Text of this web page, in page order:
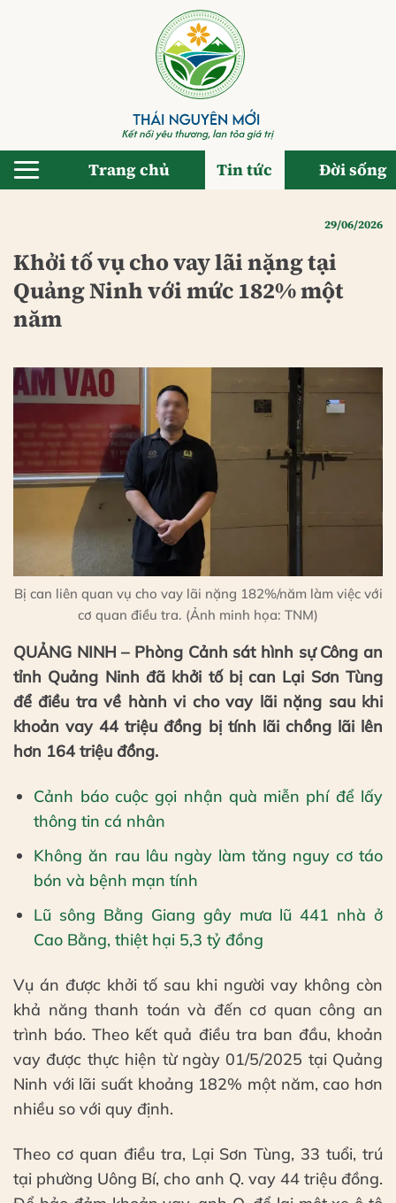
Trang chủ Tin tức Đời sống
29/06/2026
Khởi tố vụ cho vay lãi nặng tại
Quảng Ninh với mức 182% một
năm
Bị can liên quan vụ cho vay lãi nặng 182%/năm làm việc với
cơ quan điều tra. (Ảnh minh họa: TNM)
QUẢNG NINH – Phòng Cảnh sát hình sự Công an
tỉnh Quảng Ninh đã khởi tố bị can Lại Sơn Tùng
để điều tra về hành vi cho vay lãi nặng sau khi
khoản vay 44 triệu đồng bị tính lãi chồng lãi lên
hơn 164 triệu đồng.
Cảnh báo cuộc gọi nhận quà miễn phí để lấy
thông tin cá nhân
Không ăn rau lâu ngày làm tăng nguy cơ táo
bón và bệnh mạn tính
Lũ sông Bằng Giang gây mưa lũ 441 nhà ở
Cao Bằng, thiệt hại 5,3 tỷ đồng
Vụ án được khởi tố sau khi người vay không còn
khả năng thanh toán và đến cơ quan công an
trình báo. Theo kết quả điều tra ban đầu, khoản
vay được thực hiện từ ngày 01/5/2025 tại Quảng
Ninh với lãi suất khoảng 182% một năm, cao hơn
nhiều so với quy định.
Theo cơ quan điều tra, Lại Sơn Tùng, 33 tuổi, trú
tại phường Uông Bí, cho anh Q. vay 44 triệu đồng.